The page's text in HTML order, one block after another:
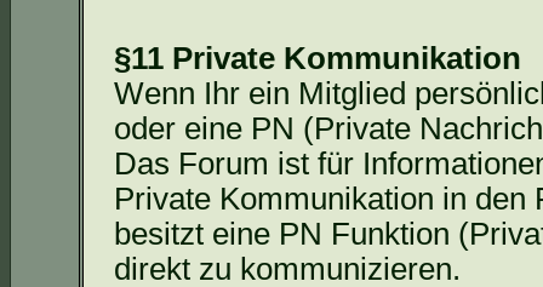
§11 Private Kommunikation
Wenn Ihr ein Mitglied
oder eine PN (Private
Das Forum ist für
Private Kommunikation in
besitzt eine PN Funktion
direkt zu kommunizieren.